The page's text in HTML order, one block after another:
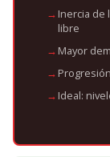
Inercia de
libre
Mayor
Ideal: